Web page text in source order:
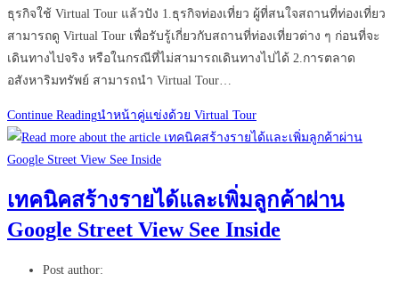
ธุรกิจใช้ Virtual Tour แล้วปัง 1.ธุรกิจท่องเที่ยว ผู้ที่สนใจสถานที่ท่องเที่ยว
สามารถดู Virtual Tour เพื่อรับรู้เกี่ยวกับสถานที่ท่องเที่ยวต่าง ๆ ก่อนที่จะ
เดินทางไปจริง หรือในกรณีที่ไม่สามารถเดินทางไปได้ 2.การตลาด
อสังหาริมทรัพย์ สามารถนำ Virtual Tour…
Continue Readingนำหน้าคู่แข่งด้วย Virtual Tour
เทคนิคสร้างรายได้และเพิ่มลูกค้าผ่าน
Google Street View See Inside
Post author: